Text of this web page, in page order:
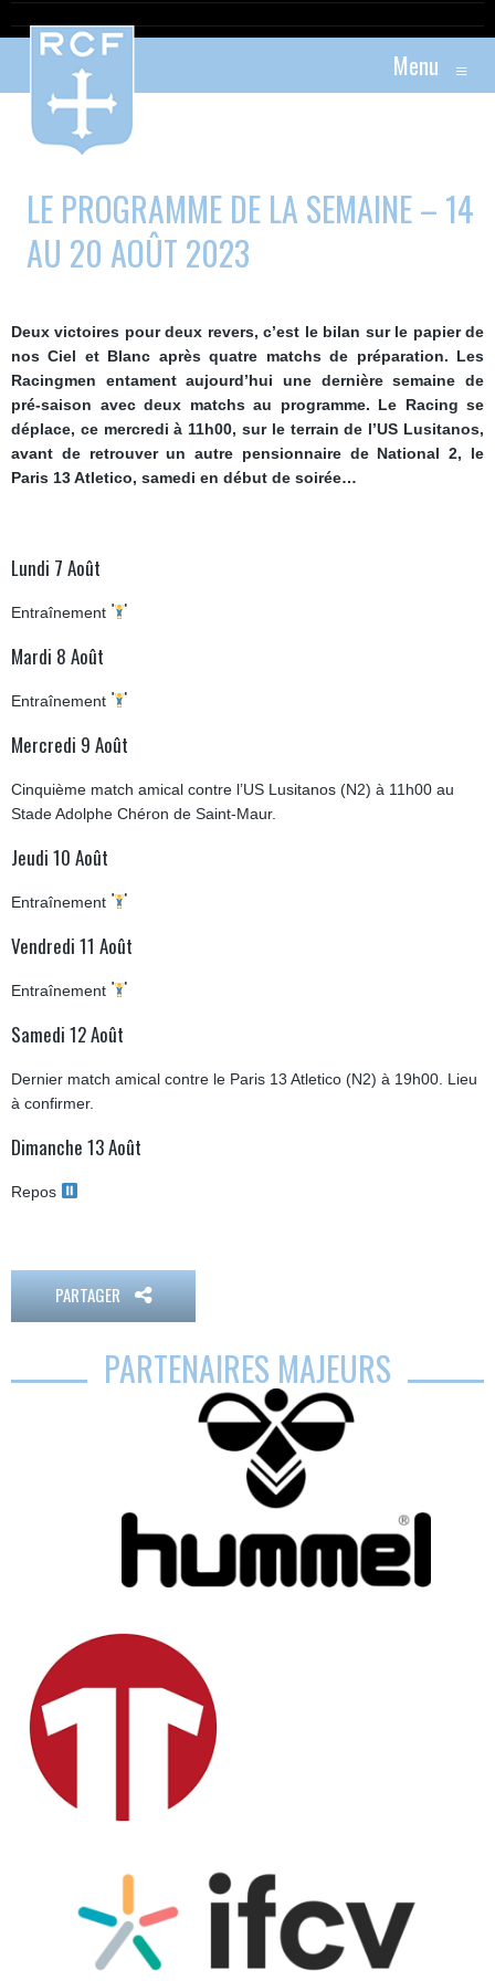
Menu ≡
LE PROGRAMME DE LA SEMAINE – 14
AU 20 AOÛT 2023
Deux victoires pour deux revers, c’est le bilan sur le papier de
nos Ciel et Blanc après quatre matchs de préparation. Les
Racingmen entament aujourd’hui une dernière semaine de
pré-saison avec deux matchs au programme. Le Racing se
déplace, ce mercredi à 11h00, sur le terrain de l’US Lusitanos,
avant de retrouver un autre pensionnaire de National 2, le
Paris 13 Atletico, samedi en début de soirée…
Lundi 7 Août
Entraînement
Mardi 8 Août
Entraînement
Mercredi 9 Août
Cinquième match amical contre l’US Lusitanos (N2) à 11h00 au
Stade Adolphe Chéron de Saint-Maur.
Jeudi 10 Août
Entraînement
Vendredi 11 Août
Entraînement
Samedi 12 Août
Dernier match amical contre le Paris 13 Atletico (N2) à 19h00. Lieu
à confirmer.
Dimanche 13 Août
Repos
PARTAGER
PARTENAIRES MAJEURS